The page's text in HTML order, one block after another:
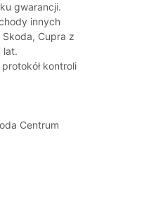
gwarancji.
innych
Cupra z
lat.
kontroli
Centrum